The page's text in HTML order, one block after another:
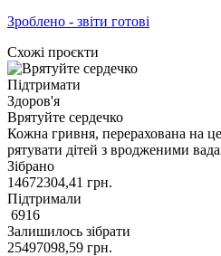
Зроблено - звіти готові
Схожі проєкти
Підтримати
Здоров'я
Врятуйте сердечко
Кожна гривня, перерахована на
рятувати дітей з вродженими
Зібрано
14672304,41 грн.
Підтримали
6916
Залишилось зібрати
25497098,59 грн.